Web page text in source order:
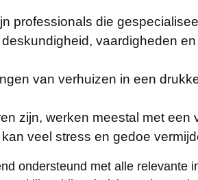
professionals die
vaardigheden
van verhuizen in een
zijn, werken meestal met
veel stress en gedoe
ondersteund met alle